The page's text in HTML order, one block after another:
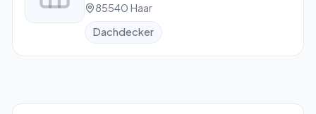
85540 Haar
Dachdecker